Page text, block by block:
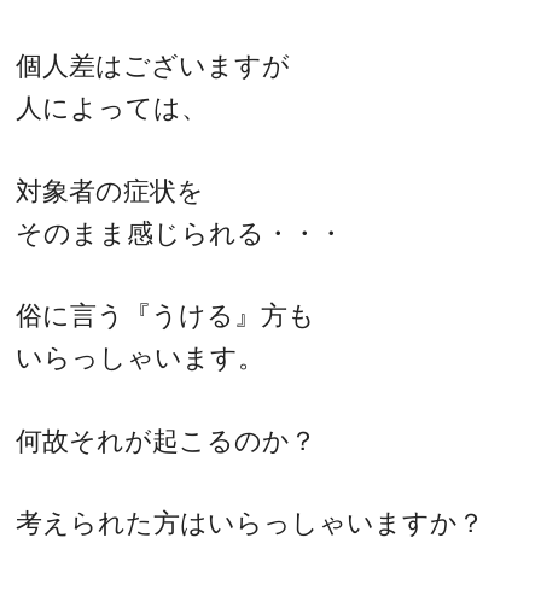
個人差はございますが
人によっては、
対象者の症状を
そのまま感じられる・・・
俗に言う『うける』方も
いらっしゃいます。
何故それが起こるのか？
考えられた方はいらっしゃいますか？